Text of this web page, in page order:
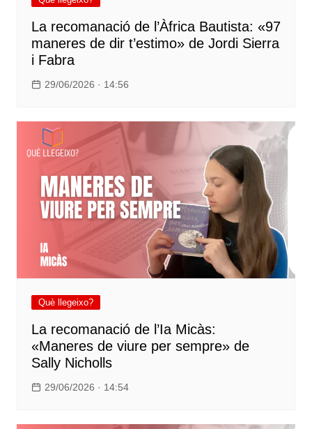
La recomanació de l’Àfrica Bautista: «97
maneres de dir t’estimo» de Jordi Sierra
i Fabra
29/06/2026 · 14:56
Què llegeixo?
La recomanació de l’Ia Micàs:
«Maneres de viure per sempre» de
Sally Nicholls
29/06/2026 · 14:54